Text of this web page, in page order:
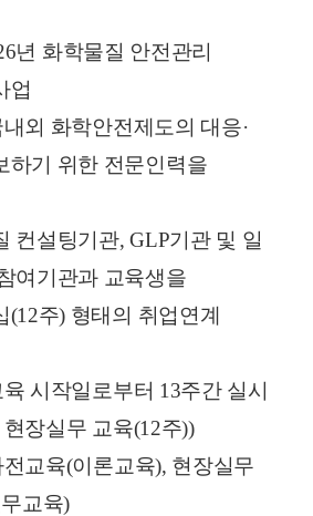
년 화학물질 안전관리
업
외 화학안전제도의 대응·
하기 위한 전문인력을
컨설팅기관, GLP기관 및 일
여기관과 교육생을
(12주) 형태의 취업연계
육 시작일로부터 13주간 실시
장실무 교육(12주))
교육(이론교육), 현장실무
교육)